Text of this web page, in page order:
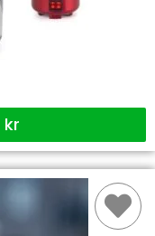
kr